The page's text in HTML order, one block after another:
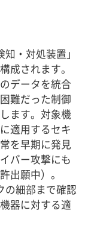
・対処装置」
成されます。
データを統合
難だった制御
ます。対象機
適用するセキ
を早期に発見
バー攻撃にも
出願中）。
細部まで確認
器に対する適